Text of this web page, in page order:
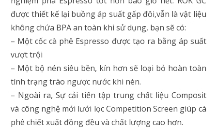
được thiết kế lại buồng áp suất gấp đôi,vẫn là vật liệu
không chứa BPA an toàn khi sử dụng, bạn sẽ có:
– Một cốc cà phê Espresso được tạo ra bằng áp suất
vượt trội
– Một bộ nén siêu bền, kín hơn sẽ loại bỏ hoàn toàn
tình trạng trào ngược nước khi nén.
– Ngoài ra, Sự cải tiến tập trung chất liệu Composit
và công nghệ mới lưới lọc Competition Screen giúp cà
phê chiết xuất đồng đều và chất lượng cao hơn.